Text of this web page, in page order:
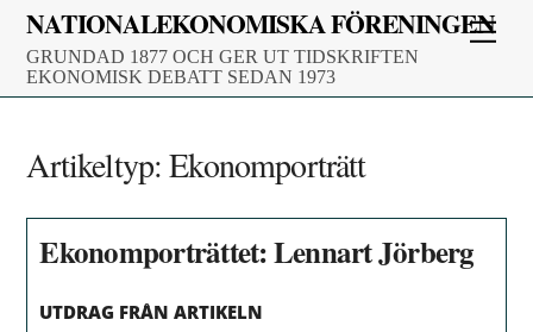
Skip
content
NATIONALEKONOMISKA FÖRENINGEN
GRUNDAD 1877 OCH GER UT TIDSKRIFTEN
EKONOMISK DEBATT SEDAN 1973
Artikeltyp:Ekonomporträtt
Ekonomporträttet: Lennart Jörberg
UTDRAG FRÅN ARTIKELN